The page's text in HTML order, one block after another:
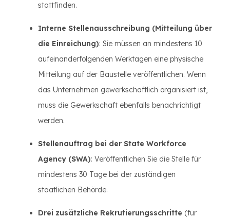
stattfinden.
Interne Stellenausschreibung (Mitteilung über
die Einreichung): Sie müssen an mindestens 10
aufeinanderfolgenden Werktagen eine physische
Mitteilung auf der Baustelle veröffentlichen. Wenn
das Unternehmen gewerkschaftlich organisiert ist,
muss die Gewerkschaft ebenfalls benachrichtigt
werden.
Stellenauftrag bei der State Workforce
Agency (SWA): Veröffentlichen Sie die Stelle für
mindestens 30 Tage bei der zuständigen
staatlichen Behörde.
Drei zusätzliche Rekrutierungsschritte (für